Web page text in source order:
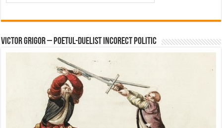
Victor Grigor – Poetul-Duelist Incorect Politic